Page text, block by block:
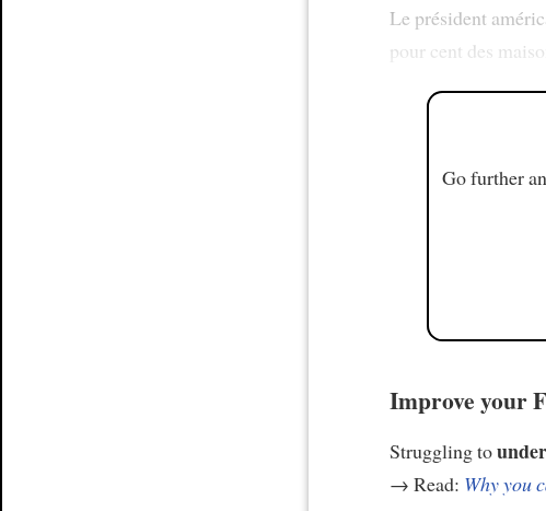
Le président
pour cent des
Go further
Improve your
Struggling to
→ Read: Why you